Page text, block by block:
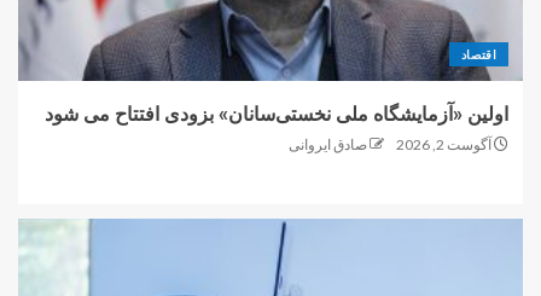
اقتصاد
اولین «آزمایشگاه ملی نخستی‌سانان» بزودی افتتاح می شود
آگوست 2, 2026 صادق ایروانی